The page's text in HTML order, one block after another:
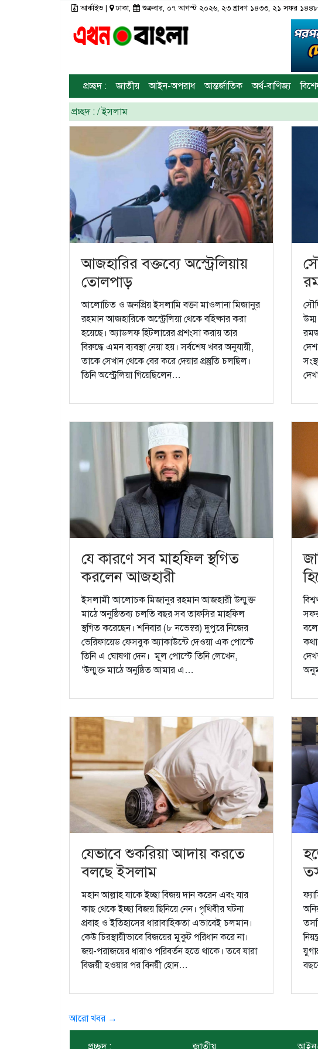
আর্কাইভ| ঢাকা, শুক্রবার, ০৭ আগস্ট ২০২৬, ২৩ শ্রাবণ ১৪৩৩, ২১ সফর ১৪৪৮
প্রচ্ছদ : জাতীয় আইন-অপরাধ আন্তর্জাতিক অর্থ-বাণিজ্য
ভিডিও গ্যালারি
তথ্য-প্রযুক্তি
ঢাকা
বরিশাল
রংপুর
সিলেট ভিডিও
ফটো গ্যালারী
প্রচ্ছদ : / ইসলাম
আজহারির বক্তব্যে অস্ট্রেলিয়ায়
তোলপাড়
আলোচিত ও জনপ্রিয় ইসলামি বক্তা মাওলানা মিজানুর
রহমান আজহারিকে অস্ট্রেলিয়া থেকে বহিষ্কার করা
হয়েছে। অ্যাডলফ হিটলারের প্রশংসা করায় তার
বিরুদ্ধে এমন ব্যবস্থা নেয়া হয়। সর্বশেষ খবর অনুযায়ী,
তাকে সেখান থেকে বের করে দেয়ার প্রস্তুতি চলছিল।
তিনি অস্ট্রেলিয়া গিয়েছিলেন…
যে কারণে সব মাহফিল স্থগিত
করলেন আজহারী
ইসলামী আলোচক মিজানুর রহমান আজহারী উন্মুক্ত
মাঠে অনুষ্ঠিতব্য চলতি বছর সব তাফসির মাহফিল
স্থগিত করেছেন। শনিবার (৮ নভেম্বর) দুপুরে নিজের
ভেরিফায়েড ফেসবুক অ্যাকাউন্টে দেওয়া এক পোস্টে
তিনি এ ঘোষণা দেন। মূল পোস্টে তিনি লেখেন,
‘উন্মুক্ত মাঠে অনুষ্ঠিত আমার এ…
যেভাবে শুকরিয়া আদায় করতে
বলছে ইসলাম
মহান আল্লাহ যাকে ইচ্ছা বিজয় দান করেন এবং যার
কাছ থেকে ইচ্ছা বিজয় ছিনিয়ে নেন। পৃথিবীর ঘটনা
প্রবাহ ও ইতিহাসের ধারাবাহিকতা এভাবেই চলমান।
কেউ চিরস্থায়ীভাবে বিজয়ের মুকুট পরিধান করে না।
জয়-পরাজয়ের ধারাও পরিবর্তন হতে থাকে। তবে যারা
বিজয়ী হওয়ার পর বিনয়ী হোন…
আরো খবর →